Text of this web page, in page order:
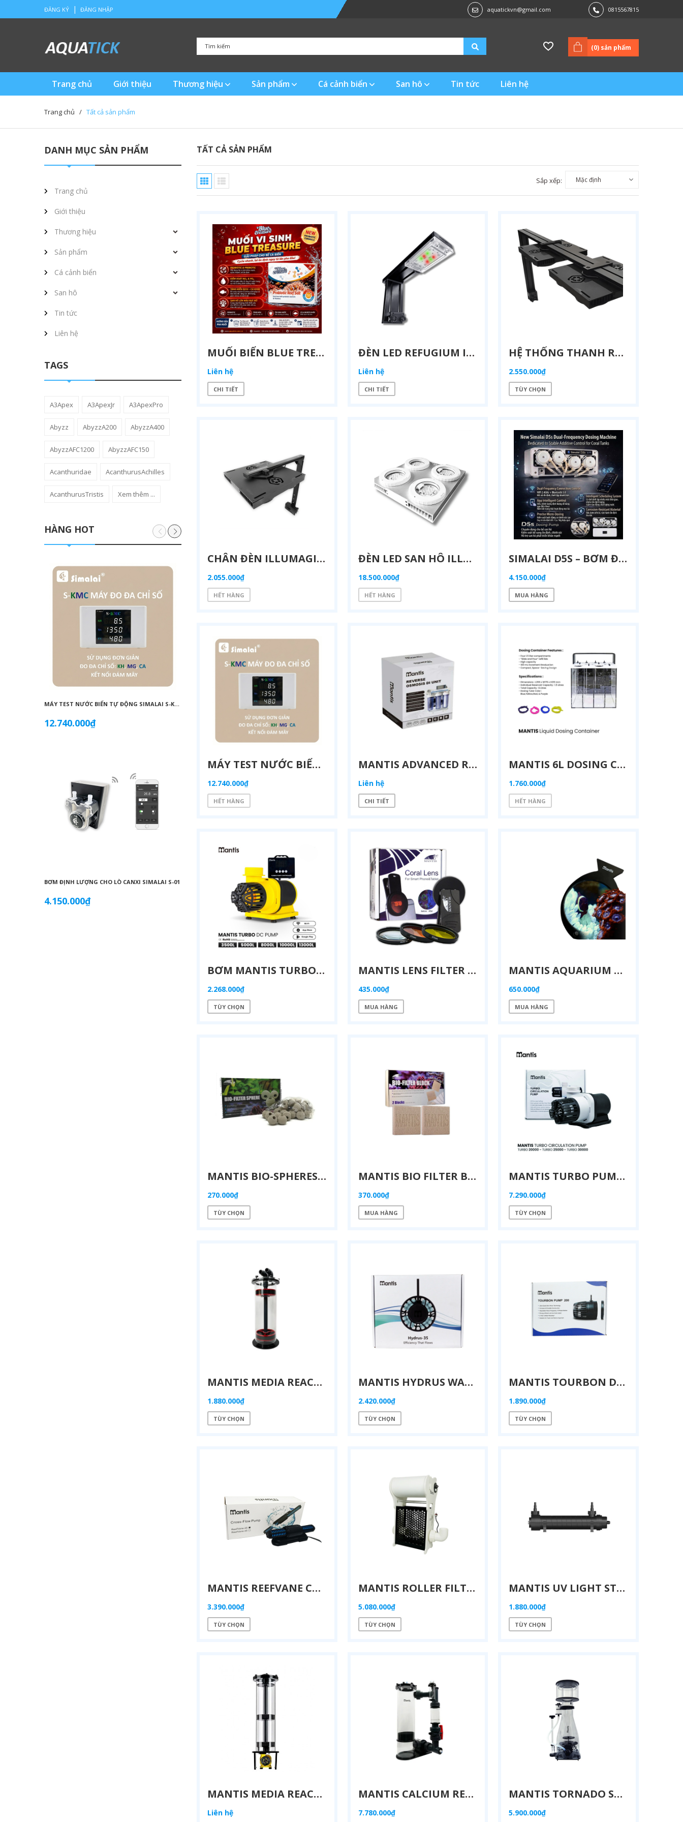
ĐĂNG KÝ | ĐĂNG NHẬP aquatickvn@gmail.com 0815567815
(0) sản phẩm
Trang chủ Giới thiệu Thương hiệu Sản phẩm Cá cảnh biển San hô Tin tức Liên hệ
Trang chủ / Tất cả sản phẩm
DANH MỤC SẢN PHẨM
Trang chủ
Giới thiệu
Thương hiệu
Sản phẩm
Cá cảnh biển
San hô
Tin tức
Liên hệ
TAGS
A3Apex A3ApexJr A3ApexPro
Abyzz AbyzzA200 AbyzzA400
AbyzzAFC1200 AbyzzAFC150
Acanthuridae AcanthurusAchilles
AcanthurusTristis Xem thêm ...
HÀNG HOT
MÁY TEST NƯỚC BIỂN TỰ ĐỘNG SIMALAI S-KMC – MÁY ĐO KH CA MG CHO BỂ CÁ BIỂN SAN HÔ
12.740.000₫
SIMALAI S-KH MÁY ĐO CHỈ SỐ NƯỚC TỰ ĐỘNG THUỐC THỬ 3 THÁNG SIMALAI S-KH SIMALAI D5C – MÁY BƠM ĐỊNH LƯỢNG WI-FI THÔNG MINH CHO BỂ CÁ BIỂN, SAN HÔ
BƠM ĐỊNH LƯỢNG CHO LÒ CANXI SIMALAI S-01
4.150.000₫ 2.075.000₫ 3.165.000₫
MÁY ĐO 3 TRONG 1 SIMALAI: THEO DÕI ORP, PH, NHIỆT ĐỘ - CẢNH BÁO QUA APP & EMAIL
1.250.000₫
TẤT CẢ SẢN PHẨM
Sắp xếp:
MUỐI BIỂN BLUE TREASURE PROBIOTIC REEF SALT 10KG – MUỐI VI SINH CAO CẤP CHO BỂ CÁ BIỂN & REEF
Liên hệ
CHI TIẾT
ĐÈN LED REFUGIUM ILLUMAGIC TINI NUÔI RONG BỂ CÁ BIỂN
Liên hệ
CHI TIẾT
HỆ THỐNG THANH RAY TREO ĐÈN ILLUMAGIC RAIL MOUNTING SYSTEM
2.550.000₫
TÙY CHỌN
CHÂN ĐÈN ILLUMAGIC X4 REAR MOUNTING ARM CHÍNH HÃNG
2.055.000₫
HẾT HÀNG
ĐÈN LED SAN HÔ ILLUMAGIC X4 LIMITED EDITION PLATINUM WHITE
18.500.000₫
HẾT HÀNG
SIMALAI D5S – BƠM ĐỊNH LƯỢNG THÔNG MINH WIFI DUAL-BAND & BLUETOOTH 5.0 CHO BỂ CÁ BIỂN, SAN HÔ SPS/LPS & HỒ THỦY SINH
4.150.000₫
MUA HÀNG
MÁY TEST NƯỚC BIỂN TỰ ĐỘNG SIMALAI S-KMC – MÁY ĐO KH CA MG CHO BỂ CÁ BIỂN SAN HÔ
12.740.000₫
HẾT HÀNG
MANTIS ADVANCED REVERSE OSMOSIS DI UNIT – HỆ THỐNG LỌC NƯỚC RO/DI 4 CẤP THÔNG MINH
Liên hệ
CHI TIẾT
MANTIS 6L DOSING CONTAINER – HỘP ĐỰNG DUNG DỊCH CHÂM TỰ ĐỘNG CAO CẤP
1.760.000₫
HẾT HÀNG
BƠM MANTIS TURBO DC PUMP (WI-FI CONTROL) – CÔNG NGHỆ ĐIỀU KHIỂN THÔNG MINH ; HỆ THỐNG CẢNH BÁO ĐỘC QUYỀN
2.268.000₫
TÙY CHỌN
MANTIS LENS FILTER KIT – BỘ ỐNG KÍNH CHỤP ẢNH SAN HÔ CHUYÊN NGHIỆP
435.000₫
MUA HÀNG
MANTIS AQUARIUM MAGNIFIER – KÍNH LÚP QUAN SÁT SAN HÔ CAO CẤP 4"
650.000₫
MUA HÀNG
MANTIS BIO-SPHERES – SỨ LỌC BI TRÒN DIỆN TÍCH BỀ MẶT SIÊU KHỦNG
270.000₫
TÙY CHỌN
MANTIS BIO FILTER BLOCK – SỨ LỌC KHỐI VUÔNG DIỆN TÍCH BỀ MẶT SIÊU KHỦNG
370.000₫
MUA HÀNG
MANTIS TURBO PUMP-PRO – BƠM DC CÔNG SUẤT KHỦNG CHO HỆ THỐNG LỚN
7.290.000₫
TÙY CHỌN
MANTIS MEDIA REACTOR – LÒ ĐẢO VẬT LIỆU LỌC HỒ CÁ BIỂN (MR 100/150/200)
1.880.000₫
TÙY CHỌN
MANTIS HYDRUS WAVE MAKER PUMP – MÁY TẠO SÓNG HỒ CÁ BIỂN SAN HÔ
2.420.000₫
TÙY CHỌN
MANTIS TOURBON DC WAVEMAKER PUMP – MÁY TẠO SÓNG HỒ CÁ BIỂN DC SIÊU ÊM
1.890.000₫
TÙY CHỌN
MANTIS REEFVANE CROSS FLOW PUMP – MÁY TẠO SÓNG NGANG HỒ CÁ BIỂN SAN HÔ
3.390.000₫
TÙY CHỌN
MANTIS ROLLER FILTER – HỆ THỐNG LỌC CUỘN TỰ ĐỘNG HỒ CÁ (MODEL 600 & 1200)
5.080.000₫
TÙY CHỌN
MANTIS UV LIGHT STERILISER – ĐÈN UV DIỆT KHUẨN HỒ CÁ (18W–55W)
1.880.000₫
TÙY CHỌN
MANTIS MEDIA REACTOR S WIFI MR 100S – LÒ ĐẢO VẬT LIỆU LỌC HỒ CÁ (100–300L)
Liên hệ
MANTIS CALCIUM REACTOR CR100 – LÒ CANXI HỒ CÁ BIỂN DC TORNADO 4000L (400–1000L)
7.780.000₫
MANTIS TORNADO SKIMMER – MÁY TÁCH BỌT HỒ CÁ BIỂN DC (300L – 7500L)
5.900.000₫